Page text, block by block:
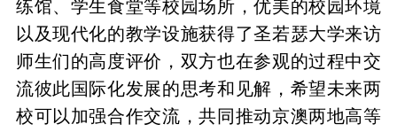
练馆、学生食堂等校园场所，优美的校园环境
以及现代化的教学设施获得了圣若瑟大学来访
师生们的高度评价，双方也在参观的过程中交
流彼此国际化发展的思考和见解，希望未来两
校可以加强合作交流，共同推动京澳两地高等